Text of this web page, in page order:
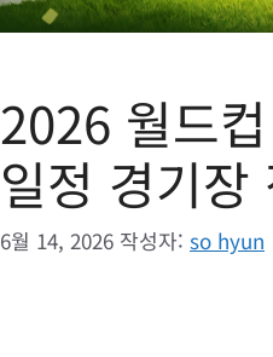
2026 월드
일정 경기장
6월 14, 2026 작성자: so hyun